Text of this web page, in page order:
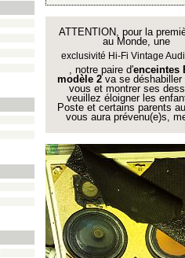
ATTENTION, pour la
au Monde, une
exclusivité Hi-Fi Vintage
, notre paire d'enceintes
modèle 2va se déshabiller
vous et montrer ses
veuillez éloigner les
Poste et certains parents
vous aura prévenu(e)s,